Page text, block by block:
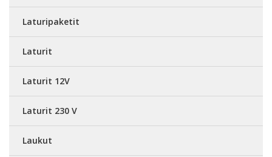
Laturipaketit
Laturit
Laturit 12V
Laturit 230 V
Laukut